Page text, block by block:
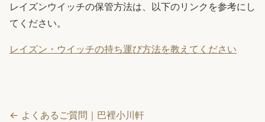
レイズンウイッチの保管方法は、以下のリンクを参考にし
てください。
レイズン・ウイッチの持ち運び方法を教えてください
← よくあるご質問｜巴裡小川軒